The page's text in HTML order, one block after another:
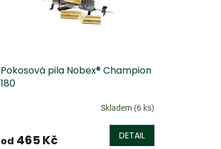
Pokosová pila Nobex® Champion
180
Skladem (6 ks)
od 465 Kč DETAIL